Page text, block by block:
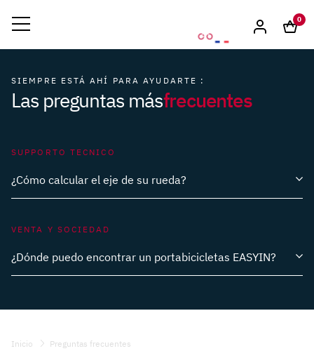
0
SIEMPRE ESTÁ AHÍ PARA AYUDARTE :
Las preguntas másfrecuentes
SUPPORTO TECNICO
¿Cómo calcular el eje de su rueda?
¿Cómo puedo acoplar el portabicicletas EASYIN a mi
remolque, etc.)?
¿Cómo puedo saber si el portabicicletas EASYIN cabe
en mi vehículo?
y uno Pro?
VENTA Y SOCIEDAD
¿Dónde puedo encontrar un portabicicletas EASYIN?
hago?
Inicio Preguntas frecuentes